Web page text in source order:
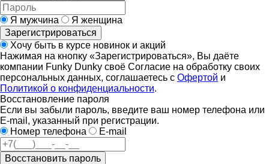
Я мужчина
Я женщина
Зарегистрироваться
Хочу быть в курсе новинок и акций
Нажимая на кнопку «Зарегистрироваться», Вы даёте
компании Funky Dunky своё Согласие на обработку своих
персональных данных, соглашаетесь с Офертой и
Политикой о конфиденциальности.
Восстановление пароля
Если вы забыли пароль, введите ваш номер телефона или
E-mail, указанный при регистрации.
Номер телефона
E-mail
Восстановить пароль